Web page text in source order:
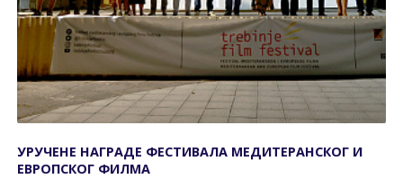
УРУЧЕНЕ НАГРАДЕ ФЕСТИВАЛА МЕДИТЕРАНСКОГ И
ЕВРОПСКОГ ФИЛМА